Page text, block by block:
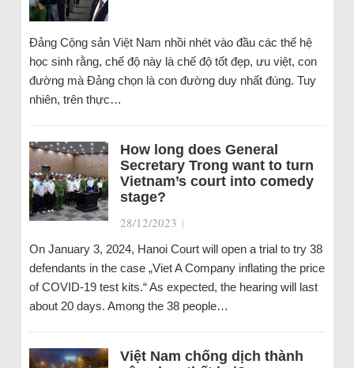
Đảng Cộng sản Việt Nam nhồi nhét vào đầu các thế hệ
học sinh rằng, chế độ này là chế độ tốt đẹp, ưu việt, con
đường mà Đảng chọn là con đường duy nhất đúng. Tuy
nhiên, trên thực…
How long does General
Secretary Trong want to turn
Vietnam’s court into comedy
stage?
28/12/2023 |
On January 3, 2024, Hanoi Court will open a trial to try 38
defendants in the case „Viet A Company inflating the price
of COVID-19 test kits.“ As expected, the hearing will last
about 20 days. Among the 38 people…
Việt Nam chống dịch thành